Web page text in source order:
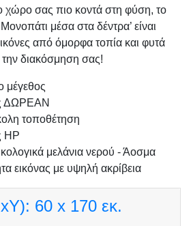
χώρο σας πιο κοντά στη φύση, το
μέσα στα δέντρα’ είναι
από όμορφα τοπία και φυτά
διακόσμηση σας!
μέγεθος
ΔΩΡΕΑΝ
τοποθέτηση
HP
μελάνια νερού - Άοσμα
εικόνας με υψηλή ακρίβεια
60 x 170 εκ.